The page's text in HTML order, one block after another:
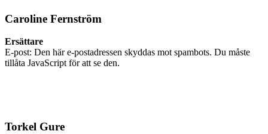
Caroline Fernström
Ersättare
E-post: Den här e-postadressen skyddas mot spambots. Du måste
tillåta JavaScript för att se den.
Torkel Gure